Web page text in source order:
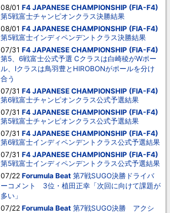
08/01 F4 JAPANESE CHAMPIONSHIP (FIA-F4)
第5戦富士チャンピオンクラス決勝結果
08/01 F4 JAPANESE CHAMPIONSHIP (FIA-F4)
第5戦富士インディペンデントクラス決勝結果
07/31 F4 JAPANESE CHAMPIONSHIP (FIA-F4)
第5、6戦富士公式予選 Cクラスは白崎稜がWポー
ル、Iクラスは鳥羽豊とHIROBONがポールを分け
合う
07/31 F4 JAPANESE CHAMPIONSHIP (FIA-F4)
第6戦富士チャンピオンクラス公式予選結果
07/31 F4 JAPANESE CHAMPIONSHIP (FIA-F4)
第5戦富士チャンピオンクラス公式予選結果
07/31 F4 JAPANESE CHAMPIONSHIP (FIA-F4)
第6戦富士インディペンデントクラス公式予選結果
07/31 F4 JAPANESE CHAMPIONSHIP (FIA-F4)
第5戦富士インディペンデントクラス公式予選結果
07/22 Forumula Beat 第7戦SUGO決勝ドライバ
ーコメント 3位・植田正幸「次回に向けて課題が
多い」
07/22 Forumula Beat 第7戦SUGO決勝 アクシ